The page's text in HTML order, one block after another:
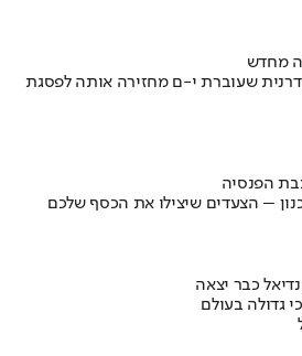
מחדש
שעוברת י-ם מחזירה אותה לפסגת
הפנסיה
– הצעדים שיצילו את הכסף שלכם
כבר יצאה
גדולה בעולם